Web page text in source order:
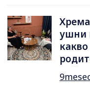
ушни